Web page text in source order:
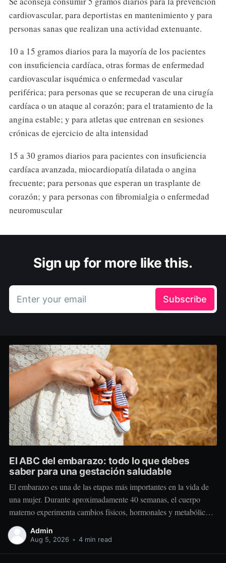
cardiovascular, para deportistas en mantenimiento y para
personas sanas que realizan una actividad extenuante.
10 a 15 gramos diarios para la mayoría de los pacientes
con insuficiencia cardíaca, otras formas de enfermedad
cardiovascular isquémica o enfermedad vascular
periférica; para personas que se recuperan de una cirugía
cardíaca o un ataque al corazón; para el tratamiento de la
angina estable; y para atletas que entrenan en sesiones
crónicas de ejercicio de alta intensidad
15 a 30 gramos diarios para pacientes con insuficiencia
cardíaca avanzada, miocardiopatía dilatada o angina
frecuente; para personas que esperan un trasplante de
corazón; y para personas con fibromialgia o enfermedad
neuromuscular
Sign up for more like this.
Enter your email Subscribe
El ABC del embarazo: todo lo que debes
saber para una gestación saludable
El embarazo es una de las etapas más importantes en la vida de
una mujer. Durante aproximadamente 40 semanas, el cuerpo
materno experimenta cambios físicos, hormonales y metabólicos
extraordinarios para crear y sostener una nueva vida. Más allá de
“comer por dos”, el embarazo requiere comer mejor, nutrir
Admin
Aug 5, 2026 • 4 min read